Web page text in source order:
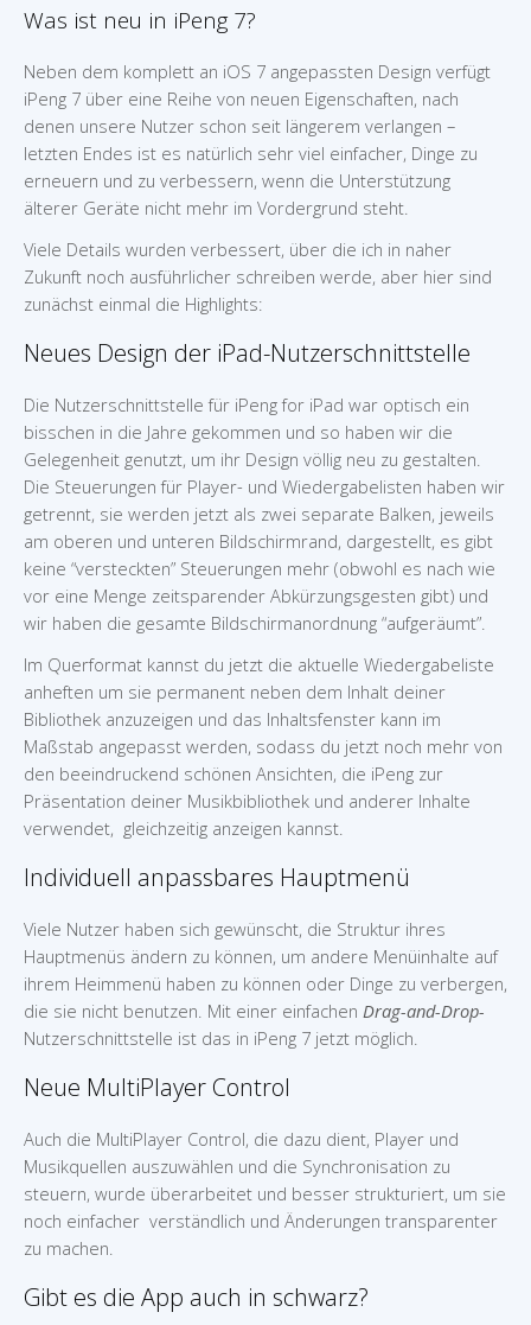
Was ist neu in iPeng 7?
Neben dem komplett an iOS 7 angepassten Design verfügt
iPeng 7 über eine Reihe von neuen Eigenschaften, nach
denen unsere Nutzer schon seit längerem verlangen –
letzten Endes ist es natürlich sehr viel einfacher, Dinge zu
erneuern und zu verbessern, wenn die Unterstützung
älterer Geräte nicht mehr im Vordergrund steht.
Viele Details wurden verbessert, über die ich in naher
Zukunft noch ausführlicher schreiben werde, aber hier sind
zunächst einmal die Highlights:
Neues Design der iPad-Nutzerschnittstelle
Die Nutzerschnittstelle für iPeng for iPad war optisch ein
bisschen in die Jahre gekommen und so haben wir die
Gelegenheit genutzt, um ihr Design völlig neu zu gestalten.
Die Steuerungen für Player- und Wiedergabelisten haben wir
getrennt, sie werden jetzt als zwei separate Balken, jeweils
am oberen und unteren Bildschirmrand, dargestellt, es gibt
keine “versteckten” Steuerungen mehr (obwohl es nach wie
vor eine Menge zeitsparender Abkürzungsgesten gibt) und
wir haben die gesamte Bildschirmanordnung “aufgeräumt”.
Im Querformat kannst du jetzt die aktuelle Wiedergabeliste
anheften um sie permanent neben dem Inhalt deiner
Bibliothek anzuzeigen und das Inhaltsfenster kann im
Maßstab angepasst werden, sodass du jetzt noch mehr von
den beeindruckend schönen Ansichten, die iPeng zur
Präsentation deiner Musikbibliothek und anderer Inhalte
verwendet, gleichzeitig anzeigen kannst.
Individuell anpassbares Hauptmenü
Viele Nutzer haben sich gewünscht, die Struktur ihres
Hauptmenüs ändern zu können, um andere Menüinhalte auf
ihrem Heimmenü haben zu können oder Dinge zu verbergen,
die sie nicht benutzen. Mit einer einfachen Drag-and-Drop-
Nutzerschnittstelle ist das in iPeng 7 jetzt möglich.
Neue MultiPlayer Control
Auch die MultiPlayer Control, die dazu dient, Player und
Musikquellen auszuwählen und die Synchronisation zu
steuern, wurde überarbeitet und besser strukturiert, um sie
noch einfacher verständlich und Änderungen transparenter
zu machen.
Gibt es die App auch in schwarz?